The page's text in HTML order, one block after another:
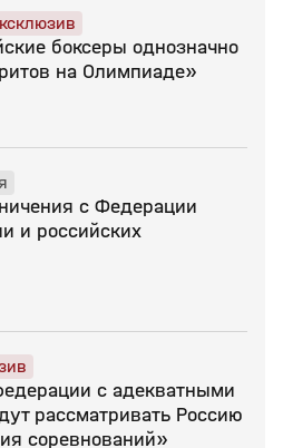
боксеры однозначно
на Олимпиаде»
с Федерации
и российских
с адекватными
рассматривать Россию
соревнований»